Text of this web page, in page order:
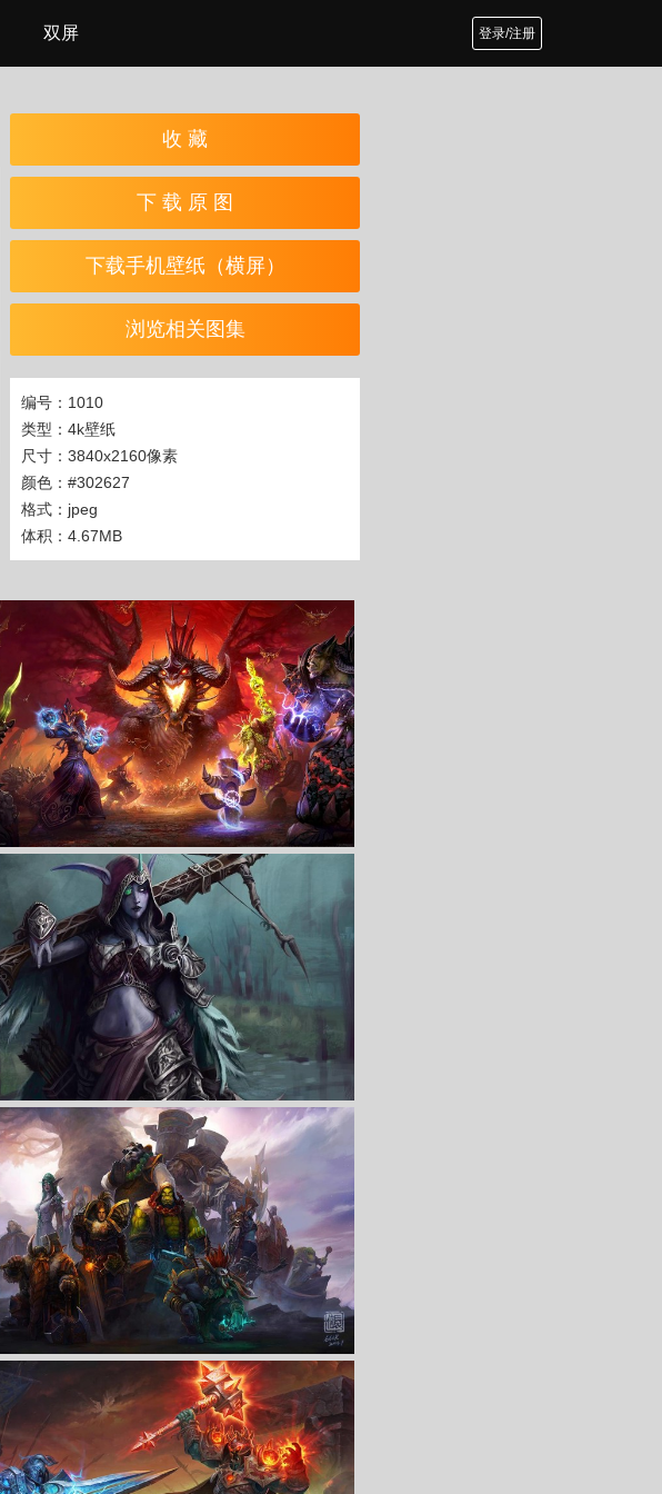
双屏 登录/注册
收 藏
下 载 原 图
下载手机壁纸（横屏）
浏览相关图集
编号：1010
类型：4k壁纸
尺寸：3840x2160像素
颜色：#302627
格式：jpeg
体积：4.67MB
《魔兽世界》4K游戏壁纸 编号322002
《魔兽世界》4K游戏壁纸 编号322510
立 即 下 载
收 藏
魔兽世界角色游戏4k壁纸
立 即 下 载
收 藏
立 即 下 载
收 藏